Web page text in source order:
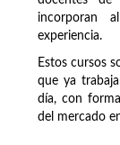
incorporan
experiencia.
Estos cursos
que ya
día, con
del mercado